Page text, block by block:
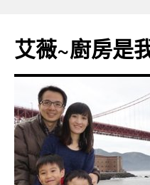
主
要
艾薇~廚房是